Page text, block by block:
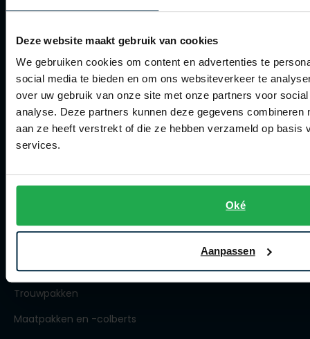
Deze website maakt gebruik van cookies
We gebruiken cookies om content en advertenties te
social media te bieden en om ons websiteverkeer te
over uw gebruik van onze site met onze partners voor
analyse. Deze partners kunnen deze gegevens combineren
aan ze heeft verstrekt of die ze hebben verzameld op basis
services.
Oké
Aanpassen
Roy Robson
Schiesser
Secrid
Slater
State of Art
Thomas Maine
Winkel
Winkel
Openingstijden
Contact winkel
Contact webshop
Spierings Herenmode
Lengtematen herenkleding
Trouwpakken
Maatpakken en -colberts